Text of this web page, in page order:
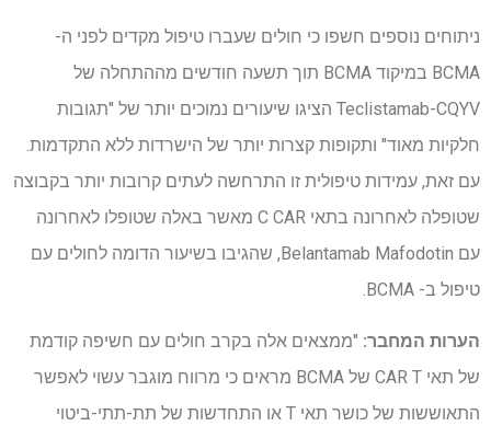
ניתוחים נוספים חשפו כי חולים שעברו טיפול מקדים לפני ה-
BCMA במיקוד BCMA תוך תשעה חודשים מההתחלה של
Teclistamab-CQYV הציגו שיעורים נמוכים יותר של "תגובות
חלקיות מאוד" ותקופות קצרות יותר של הישרדות ללא התקדמות.
עם זאת, עמידות טיפולית זו התרחשה לעתים קרובות יותר בקבוצה
שטופלה לאחרונה בתאי C CAR מאשר באלה שטופלו לאחרונה
עם Belantamab Mafodotin, שהגיבו בשיעור הדומה לחולים עם
טיפול ב- BCMA.
הערות המחבר: "ממצאים אלה בקרב חולים עם חשיפה קודמת
של תאי CAR T של BCMA מראים כי מרווח מוגבר עשוי לאפשר
התאוששות של כושר תאי T או התחדשות של תת-תתי-ביטוי